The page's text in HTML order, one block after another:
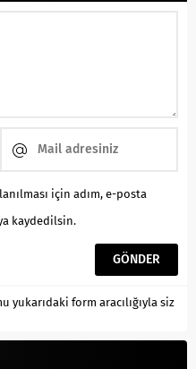
için adım, e-posta
kaydedilsin.
yukarıdaki form aracılığıyla siz